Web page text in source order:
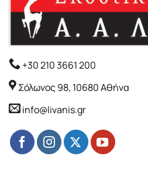
+30 210 3661 200
Σόλωνος 98, 10680 Αθήνα
info@livanis.gr